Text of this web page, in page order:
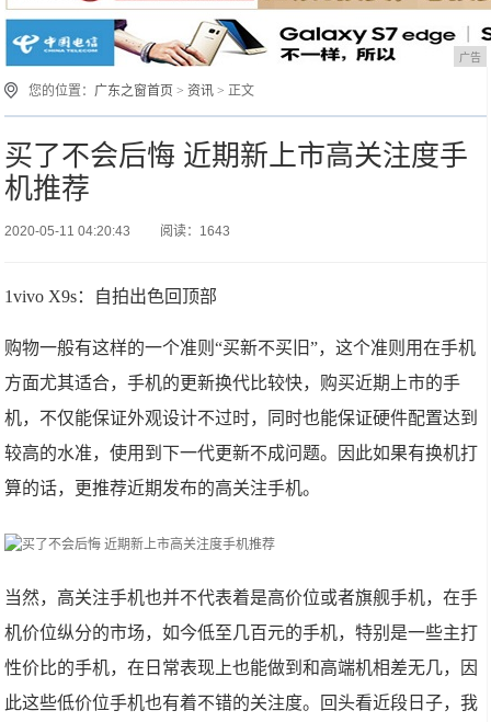
广告
您的位置： 广东之窗首页 >资讯 > 正文
买了不会后悔 近期新上市高关注度手
机推荐
2020-05-11 04:20:43 阅读：1643
1vivo X9s：自拍出色回顶部
购物一般有这样的一个准则“买新不买旧”，这个准则用在手机
方面尤其适合，手机的更新换代比较快，购买近期上市的手
机，不仅能保证外观设计不过时，同时也能保证硬件配置达到
较高的水准，使用到下一代更新不成问题。因此如果有换机打
算的话，更推荐近期发布的高关注手机。
当然，高关注手机也并不代表着是高价位或者旗舰手机，在手
机价位纵分的市场，如今低至几百元的手机，特别是一些主打
性价比的手机，在日常表现上也能做到和高端机相差无几，因
此这些低价位手机也有着不错的关注度。回头看近段日子，我